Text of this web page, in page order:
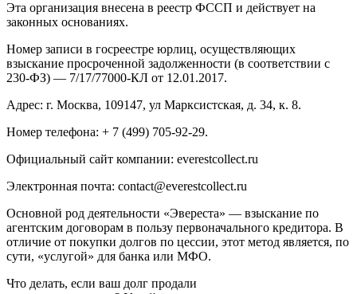
Эта организация внесена в реестр ФССП и действует на
законных основаниях.
Номер записи в госреестре юрлиц, осуществляющих
взыскание просроченной задолженности (в соответствии с
230-ФЗ) — 7/17/77000-КЛ от 12.01.2017.
Адрес: г. Москва, 109147, ул Марксистская, д. 34, к. 8.
Номер телефона: + 7 (499) 705-92-29.
Официальный сайт компании: everestcollect.ru
Электронная почта: contact@everestcollect.ru
Основной род деятельности «Эвереста» — взыскание по
агентским договорам в пользу первоначального кредитора. В
отличие от покупки долгов по цессии, этот метод является, по
сути, «услугой» для банка или МФО.
Что делать, если ваш долг продали